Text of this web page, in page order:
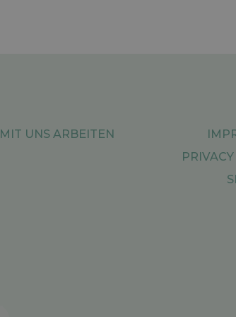
MIT UNS ARBEITEN